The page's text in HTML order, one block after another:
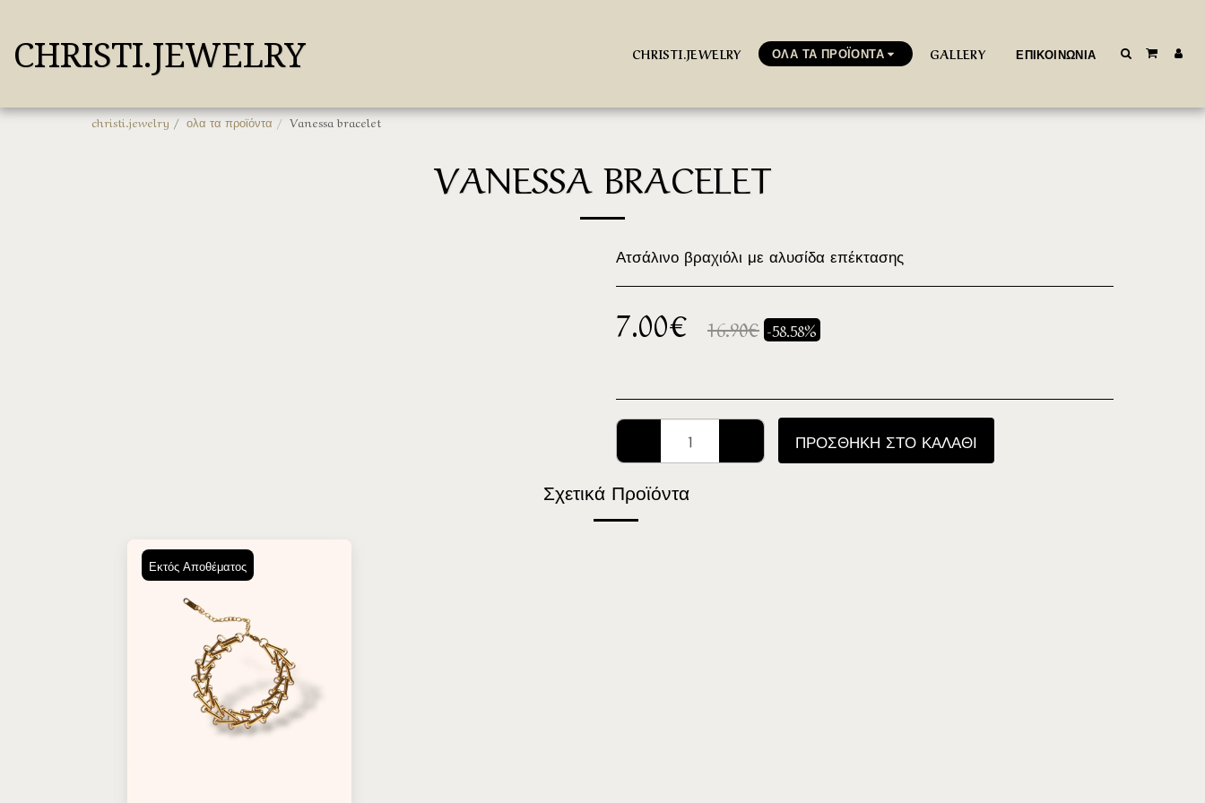
CHRISTI.JEWELRY CHRISTI.JEWELRY ΟΛΑ ΤΑ ΠΡΟΪΌΝΤΑ GALLERY ΕΠΙΚΟΙΝΩΝΊΑ
christi.jewelry ολα τα προϊόντα Vanessa bracelet
VANESSA BRACELET
Ατσάλινο βραχιόλι με αλυσίδα επέκτασης
7.00€ 16.90€ -58.58%
ΠΡΟΣΘΉΚΗ ΣΤΟ ΚΑΛΆΘΙ
Σχετικά Προϊόντα
Εκτός Αποθέματος